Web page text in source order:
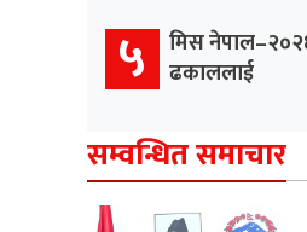
५
मिस
ढकाललाई
सम्वन्धित समाचार